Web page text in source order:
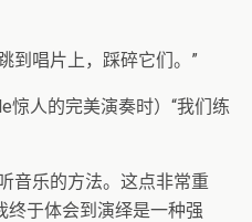
到唱片上，踩碎它们。”
惊人的完美演奏时）“我们练
音乐的方法。这点非常重
终于体会到演绎是一种强